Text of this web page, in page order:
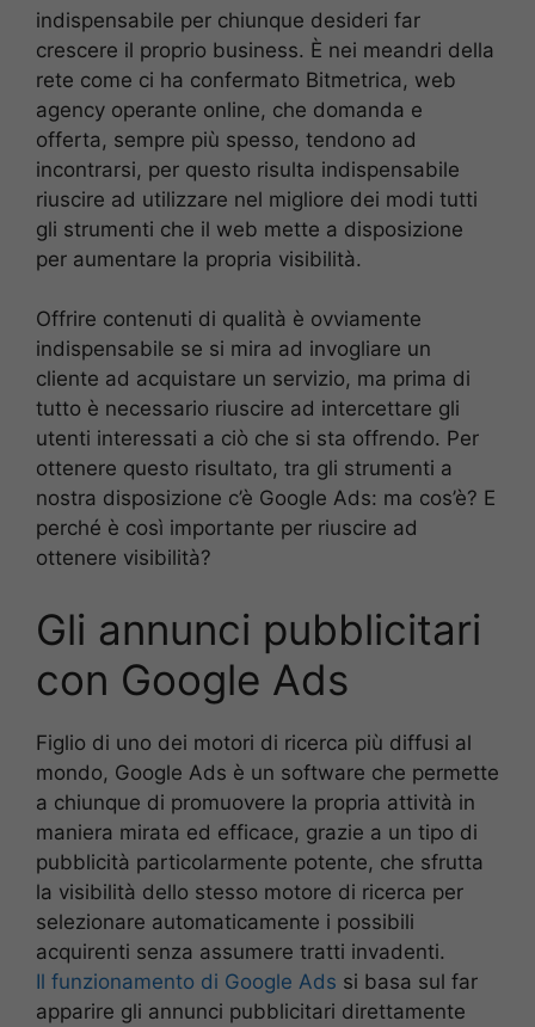
indispensabile per chiunque desideri far
crescere il proprio business. È nei meandri della
rete come ci ha confermato Bitmetrica, web
agency operante online, che domanda e
offerta, sempre più spesso, tendono ad
incontrarsi, per questo risulta indispensabile
riuscire ad utilizzare nel migliore dei modi tutti
gli strumenti che il web mette a disposizione
per aumentare la propria visibilità.
Offrire contenuti di qualità è ovviamente
indispensabile se si mira ad invogliare un
cliente ad acquistare un servizio, ma prima di
tutto è necessario riuscire ad intercettare gli
utenti interessati a ciò che si sta offrendo. Per
ottenere questo risultato, tra gli strumenti a
nostra disposizione c’è Google Ads: ma cos’è? E
perché è così importante per riuscire ad
ottenere visibilità?
Gli annunci pubblicitari
con Google Ads
Figlio di uno dei motori di ricerca più diffusi al
mondo, Google Ads è un software che permette
a chiunque di promuovere la propria attività in
maniera mirata ed efficace, grazie a un tipo di
pubblicità particolarmente potente, che sfrutta
la visibilità dello stesso motore di ricerca per
selezionare automaticamente i possibili
acquirenti senza assumere tratti invadenti.
Il funzionamento di Google Ads si basa sul far
apparire gli annunci pubblicitari direttamente